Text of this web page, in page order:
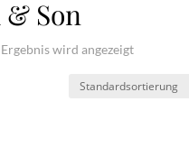
Son
wird angezeigt